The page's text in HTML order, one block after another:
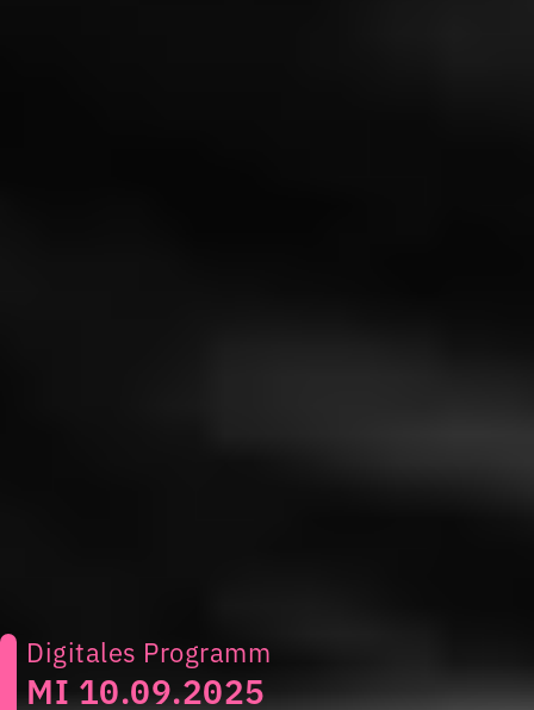
Digitales Programm
MI 10.09.2025